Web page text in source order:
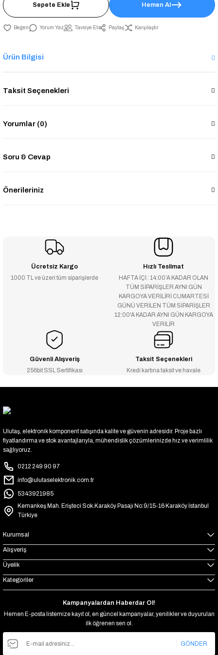
Sepete Ekle Hemen Al
Yorum Yaz Tavsiye Et Paylaş Karşılaştır
Ürün Bilgisi
Taksit Seçenekleri
Yorumlar (0)
Soru & Cevap
Önerileriniz
Ücretsiz Kargo
1000 TL ve üzeri tüm siparişlerde
Hızlı Teslimat
HAFTA İÇİ : 14:00’A KADAR OLAN
TÜM SİPARİŞLER AYNI GÜN
KARGOYA VERİLİRİ CUMARTESİ
GÜNÜ VERİLEN TÜM SİPARİŞLER
12:00'A KADAR AYNI GÜN KARGOYA
VERİLİR
Güvenli Alışveriş
256bit SSL Sertifikası
Taksit Seçenekleri
Kredi kartına taksit ve havale
Ulutaş, elektronik komponent satışında kalite ve güvenin adresidir. Proje bazlı
fiyatlandırma ve stok avantajlarıyla, mühendislik çözümlerinizde hız ve verimlilik
sağlıyoruz.
0212 249 90 97
info@ulutaselektronik.com.tr
5343921985
Kemankeş Mah. Erişteci Sok.Karaköy Pasajı No:9/15-16 Karaköy İstanbul
Türkiye
Kurumsal
Alışveriş
Üyelik
Kategoriler
Kampanyalardan Haberdar Ol!
Hemen E-posta listemize kayıt ol, en güncel kampanyalar, yenilikler ve duyuruları
ilk öğrenen sen ol.
GÖNDER